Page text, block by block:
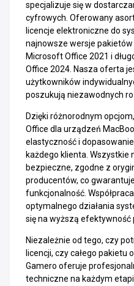
specjalizuje się w
cyfrowych. Oferowany
licencje elektroniczne do
najnowsze wersje
Microsoft Office 2021 i
Office 2024. Nasza oferta
użytkowników
poszukują niezawodnych
Dzięki różnorodnym
Office dla urządzeń
elastyczność i
każdego klienta. Wszystkie
bezpieczne, zgodne z
producentów, co
funkcjonalność.
optymalnego działania
się na wyższą efektywność
Niezależnie od tego, czy
licencji, czy całego pakietu
Gamero oferuje
techniczne na każdym